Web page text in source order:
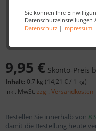
Sie können Ihre
Datenschutzeinstellungen
Datenschutz| Impressum
9,95 € Skonto-Preis
Inhalt: 0.7 kg (14,21 €/ 1 kg)
inkl. MwSt. zzgl. Versandkosten
Bestellen Sie innerhalb von 8
damit die Bestellung heute